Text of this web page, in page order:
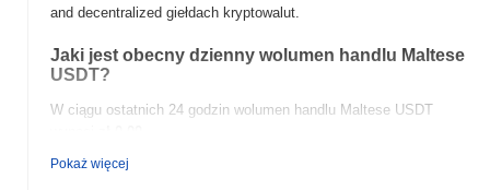
and decentralized giełdach kryptowalut.
Jaki jest obecny dzienny wolumen handlu Maltese
USDT?
W ciągu ostatnich 24 godzin wolumen handlu Maltese USDT
Jaka jest historia zakresu cen Maltese USDT?
Pokaż więcej